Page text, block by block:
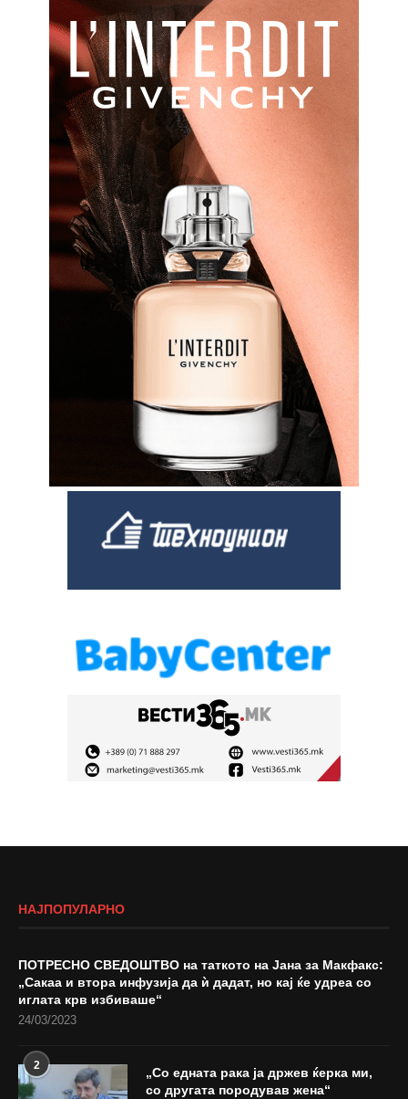
НАЈПОПУЛАРНО
ПОТРЕСНО СВЕДОШТВО на таткото на Јана за Макфакс:
„Сакаа и втора инфузија да ѝ дадат, но кај ќе удреа со
иглата крв избиваше“
24/03/2023
2
„Со едната рака ја држев ќерка ми,
со другата породував жена“